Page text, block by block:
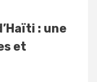
: une
et